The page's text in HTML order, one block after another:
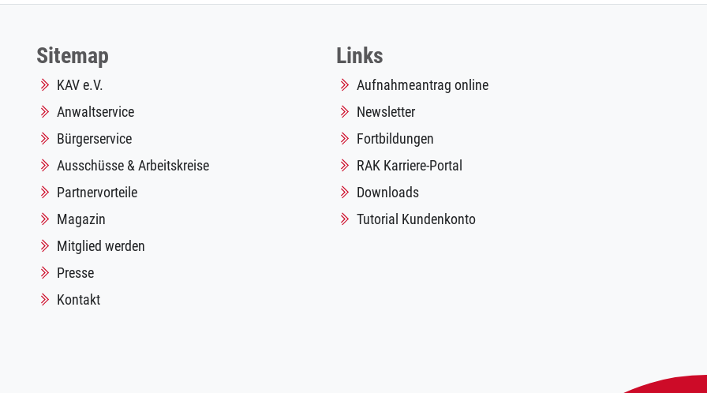
Sitemap
KAV e.V.
Anwaltservice
Bürgerservice
Ausschüsse & Arbeitskreise
Partnervorteile
Magazin
Mitglied werden
Presse
Kontakt
Links
Aufnahmeantrag online
Newsletter
Fortbildungen
RAK Karriere-Portal
Downloads
Tutorial Kundenkonto